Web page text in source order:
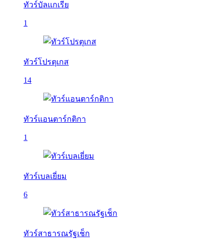
ทัวร์บัลเเกเรีย
1
ทัวร์โปรตุเกส
14
ทัวร์แอนตาร์กติกา
1
ทัวร์เบลเยี่ยม
6
ทัวร์สาธารณรัฐเช็ก